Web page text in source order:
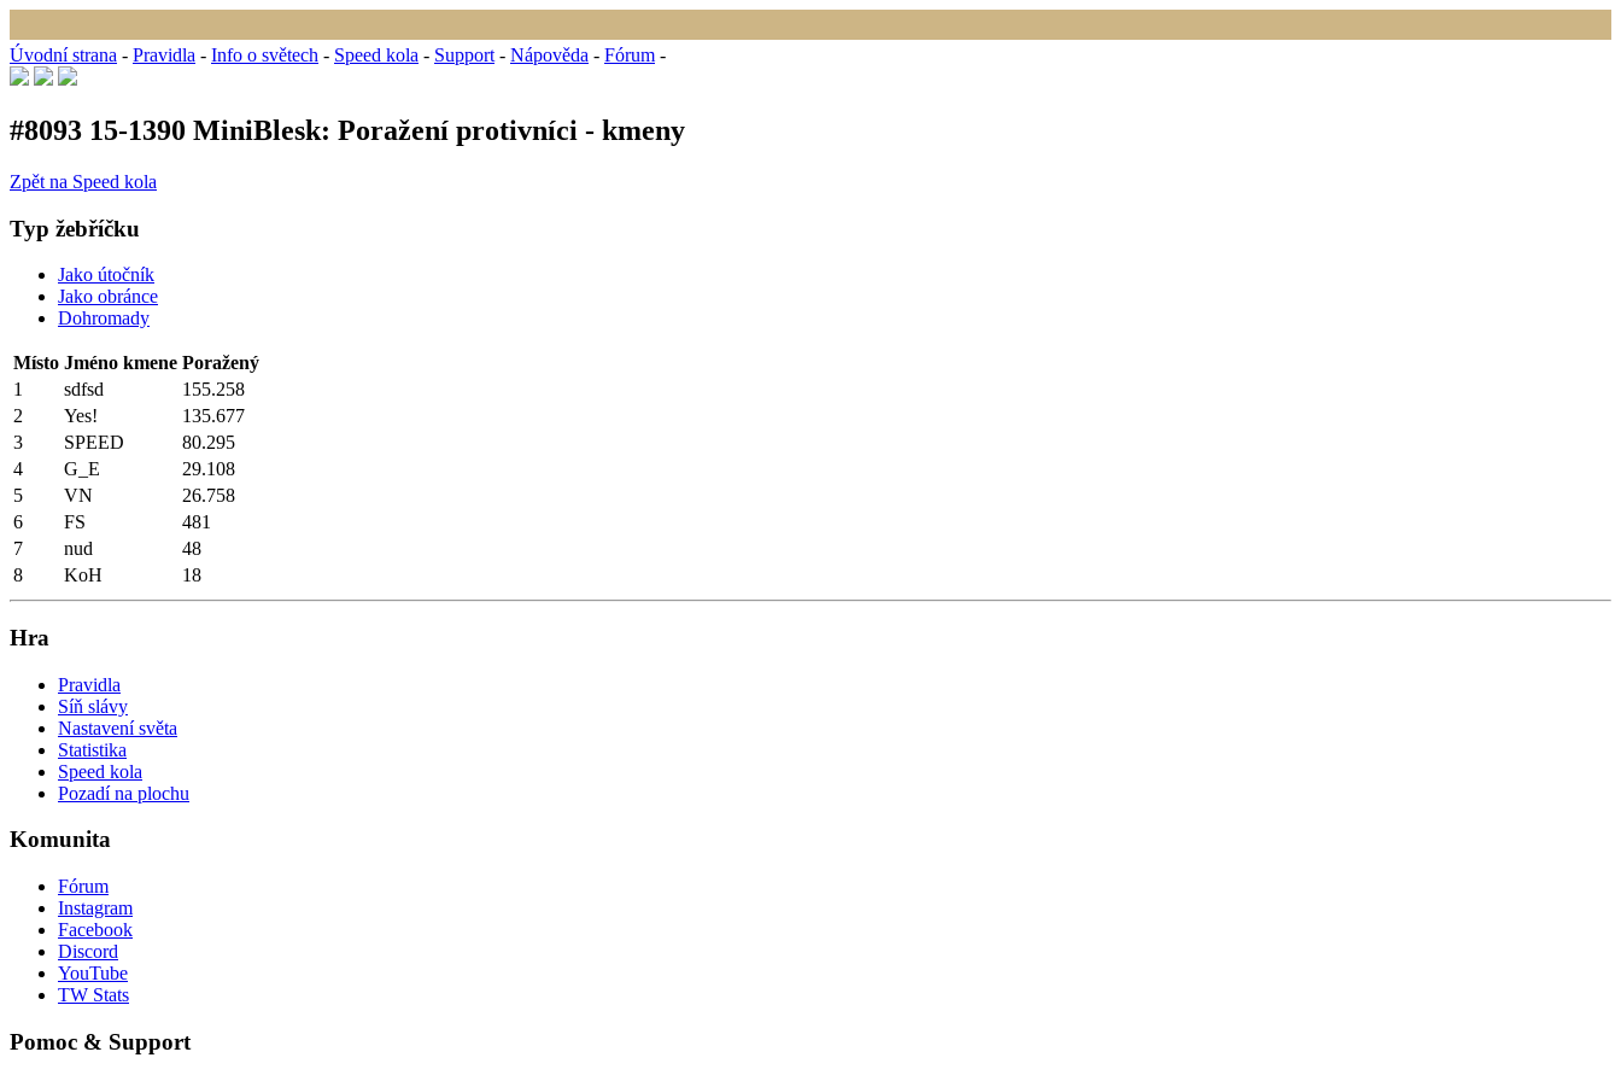
Úvodní strana - Pravidla - Info o světech - Speed kola - Support - Nápověda - Fórum -
#8093 15-1390 MiniBlesk: Poražení protivníci - kmeny
Zpět na Speed kola
Typ žebříčku
Jako útočník
Jako obránce
Dohromady
Místo Jméno kmene Poražený
1
sdfsd 155.258
2
Yes! 135.677
3
SPEED 80.295
4
G_E 29.108
5
VN 26.758
6
FS
481
7
nud
48
8
KoH 18
Hra
Pravidla
Síň slávy
Nastavení světa
Statistika
Speed kola
Pozadí na plochu
Komunita
Fórum
Instagram
Facebook
Discord
YouTube
TW Stats
Pomoc & Support